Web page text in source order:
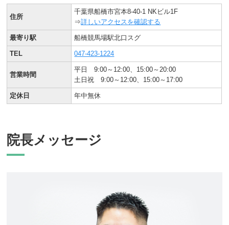
住所
千葉県船橋市宮本8-40-1 NKビル1F
⇒詳しいアクセスを確認する
最寄り駅 船橋競馬場駅北口スグ
TEL 047-423-1224
営業時間
平日 9:00～12:00、15:00～20:00
土日祝 9:00～12:00、15:00～17:00
定休日 年中無休
院長メッセージ